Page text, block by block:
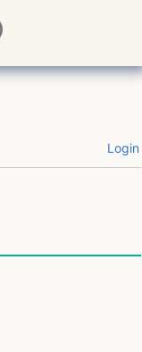
Login